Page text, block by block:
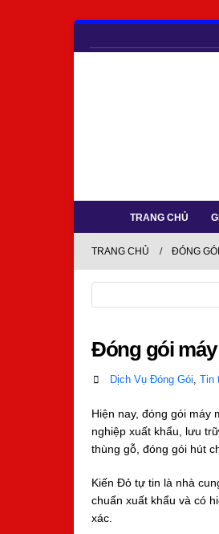
TRANG CHỦ
TRANG CHỦ ĐÓNG
Đóng gói
Dịch Vụ Đóng Gói,
Hiện nay, đóng gói máy
nghiệp xuất khẩu, lưu
thùng gỗ, đóng gói hút
Kiến Đỏ tự tin là nhà
chuẩn xuất khẩu và có
xác.